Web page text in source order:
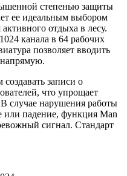
степенью защиты
ее идеальным выбором
отдыха в лесу.
канала в 64 рабочих
позволяет вводить
напрямую.
записи о
что упрощает
случае нарушения работы
или падение, функция Man
сигнал. Стандарт